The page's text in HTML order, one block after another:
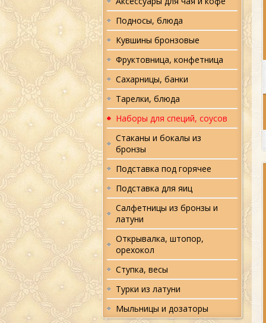
Подносы, блюда
Кувшины бронзовые
Фруктовница, конфетница
Сахарницы, банки
Тарелки, блюда
Наборы для специй, соусов
Стаканы и бокалы из
бронзы
Подставка под горячее
Подставка для яиц
Салфетницы из бронзы и
латуни
Открывалка, штопор,
орехокол
Ступка, весы
Турки из латуни
Мыльницы и дозаторы